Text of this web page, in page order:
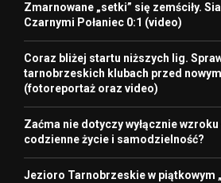
Zmarnowane „setki” się zemściły.
Czarnymi Połaniec 0:1 (video)
Coraz bliżej startu niższych lig.
tarnobrzeskich klubach przed
(fotoreportaż oraz video)
Zaćma nie dotyczy wyłącznie wzroku
codzienne życie i samodzielność?
Jezioro Tarnobrzeskie w piątkowym